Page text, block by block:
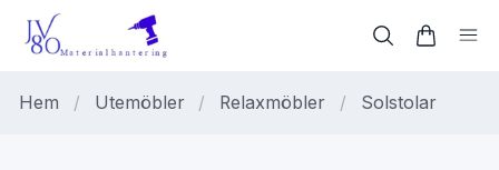
Hem / Utemöbler / Relaxmöbler / Solstolar